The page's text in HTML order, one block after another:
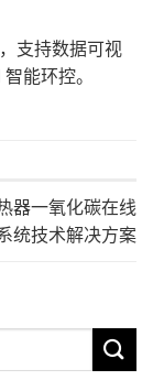
支持数据可视
能环控。
器一氧化碳在线
统技术解决方案